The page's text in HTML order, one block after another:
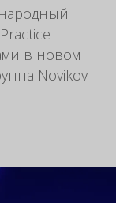
в новом
Novikov